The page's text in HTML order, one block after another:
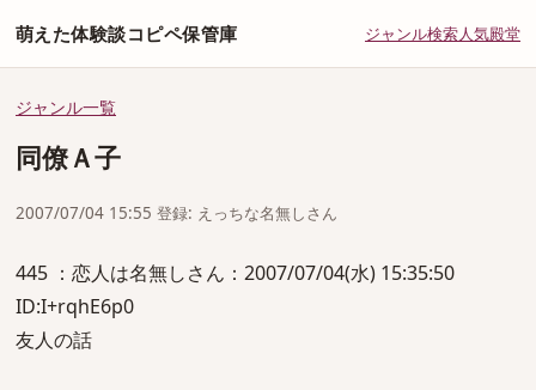
萌えた体験談コピペ保管庫 ジャンル検索人気殿堂
ジャンル一覧
同僚Ａ子
2007/07/04 15:55 登録: えっちな名無しさん
445 ：恋人は名無しさん：2007/07/04(水) 15:35:50
ID:I+rqhE6p0
友人の話